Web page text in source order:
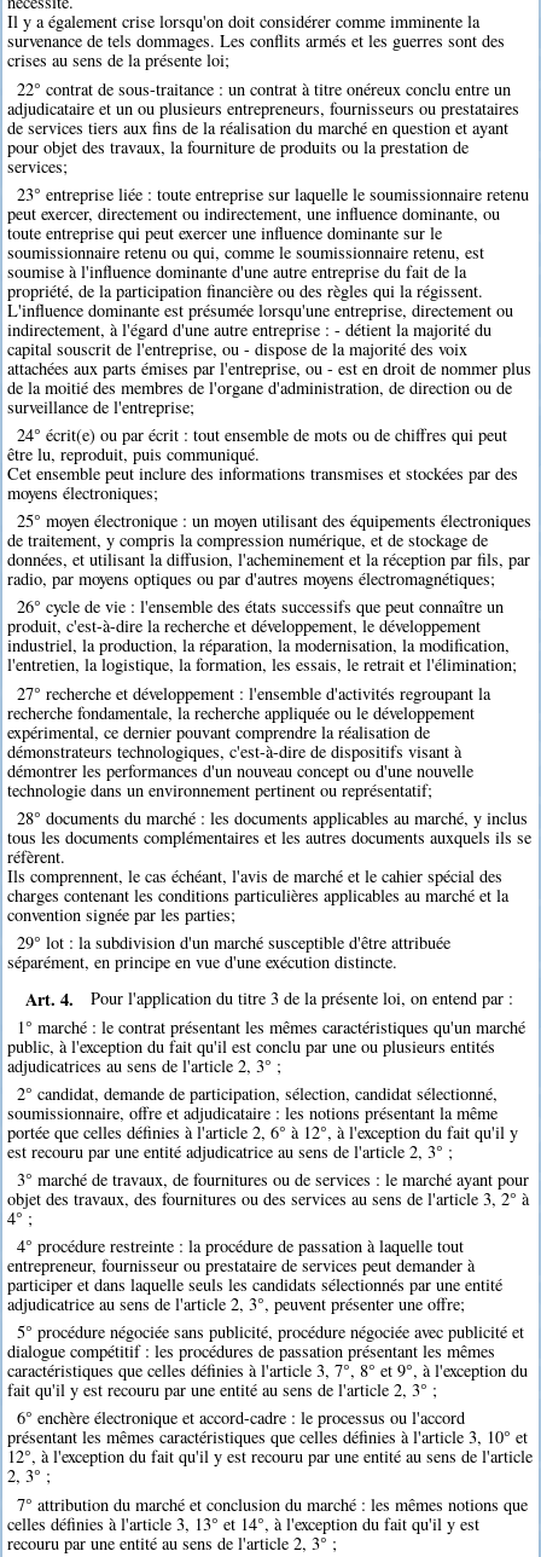
Il y a également crise lorsqu'on doit considérer comme imminente la
survenance de tels dommages. Les conflits armés et les guerres sont des
crises au sens de la présente loi;
22° contrat de sous-traitance : un contrat à titre onéreux conclu entre un
adjudicataire et un ou plusieurs entrepreneurs, fournisseurs ou prestataires
de services tiers aux fins de la réalisation du marché en question et ayant
pour objet des travaux, la fourniture de produits ou la prestation de
services;
23° entreprise liée : toute entreprise sur laquelle le soumissionnaire retenu
peut exercer, directement ou indirectement, une influence dominante, ou
toute entreprise qui peut exercer une influence dominante sur le
soumissionnaire retenu ou qui, comme le soumissionnaire retenu, est
soumise à l'influence dominante d'une autre entreprise du fait de la
propriété, de la participation financière ou des règles qui la régissent.
L'influence dominante est présumée lorsqu'une entreprise, directement ou
indirectement, à l'égard d'une autre entreprise : - détient la majorité du
capital souscrit de l'entreprise, ou - dispose de la majorité des voix
attachées aux parts émises par l'entreprise, ou - est en droit de nommer plus
de la moitié des membres de l'organe d'administration, de direction ou de
surveillance de l'entreprise;
24° écrit(e) ou par écrit : tout ensemble de mots ou de chiffres qui peut
être lu, reproduit, puis communiqué.
Cet ensemble peut inclure des informations transmises et stockées par des
moyens électroniques;
25° moyen électronique : un moyen utilisant des équipements électroniques
de traitement, y compris la compression numérique, et de stockage de
données, et utilisant la diffusion, l'acheminement et la réception par fils, par
radio, par moyens optiques ou par d'autres moyens électromagnétiques;
26° cycle de vie : l'ensemble des états successifs que peut connaître un
produit, c'est-à-dire la recherche et développement, le développement
industriel, la production, la réparation, la modernisation, la modification,
l'entretien, la logistique, la formation, les essais, le retrait et l'élimination;
27° recherche et développement : l'ensemble d'activités regroupant la
recherche fondamentale, la recherche appliquée ou le développement
expérimental, ce dernier pouvant comprendre la réalisation de
démonstrateurs technologiques, c'est-à-dire de dispositifs visant à
démontrer les performances d'un nouveau concept ou d'une nouvelle
technologie dans un environnement pertinent ou représentatif;
28° documents du marché : les documents applicables au marché, y inclus
tous les documents complémentaires et les autres documents auxquels ils se
réfèrent.
Ils comprennent, le cas échéant, l'avis de marché et le cahier spécial des
charges contenant les conditions particulières applicables au marché et la
convention signée par les parties;
29° lot : la subdivision d'un marché susceptible d'être attribuée
séparément, en principe en vue d'une exécution distincte.
Art. 4.
Pour l'application du titre 3 de la présente loi, on entend par :
1° marché : le contrat présentant les mêmes caractéristiques qu'un marché
public, à l'exception du fait qu'il est conclu par une ou plusieurs entités
adjudicatrices au sens de l'article 2, 3° ;
2° candidat, demande de participation, sélection, candidat sélectionné,
soumissionnaire, offre et adjudicataire : les notions présentant la même
portée que celles définies à l'article 2, 6° à 12°, à l'exception du fait qu'il y
est recouru par une entité adjudicatrice au sens de l'article 2, 3° ;
3° marché de travaux, de fournitures ou de services : le marché ayant pour
objet des travaux, des fournitures ou des services au sens de l'article 3, 2° à
4° ;
4° procédure restreinte : la procédure de passation à laquelle tout
entrepreneur, fournisseur ou prestataire de services peut demander à
participer et dans laquelle seuls les candidats sélectionnés par une entité
adjudicatrice au sens de l'article 2, 3°, peuvent présenter une offre;
5° procédure négociée sans publicité, procédure négociée avec publicité et
dialogue compétitif : les procédures de passation présentant les mêmes
caractéristiques que celles définies à l'article 3, 7°, 8° et 9°, à l'exception du
fait qu'il y est recouru par une entité au sens de l'article 2, 3° ;
6° enchère électronique et accord-cadre : le processus ou l'accord
présentant les mêmes caractéristiques que celles définies à l'article 3, 10° et
12°, à l'exception du fait qu'il y est recouru par une entité au sens de l'article
2, 3° ;
7° attribution du marché et conclusion du marché : les mêmes notions que
celles définies à l'article 3, 13° et 14°, à l'exception du fait qu'il y est
recouru par une entité au sens de l'article 2, 3° ;